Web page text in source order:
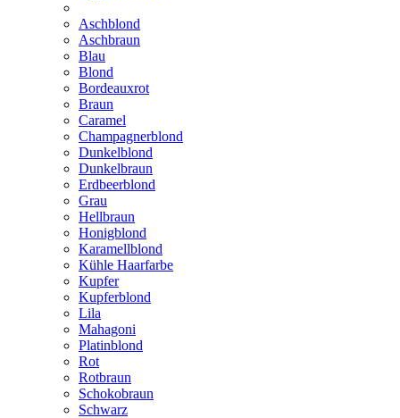
Aschblond
Aschbraun
Blau
Blond
Bordeauxrot
Braun
Caramel
Champagnerblond
Dunkelblond
Dunkelbraun
Erdbeerblond
Grau
Hellbraun
Honigblond
Karamellblond
Kühle Haarfarbe
Kupfer
Kupferblond
Lila
Mahagoni
Platinblond
Rot
Rotbraun
Schokobraun
Schwarz